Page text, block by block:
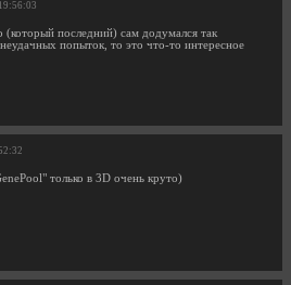
(который последний) сам додумался так
попыток, то это что-то интересное
только в 3D очень круто)